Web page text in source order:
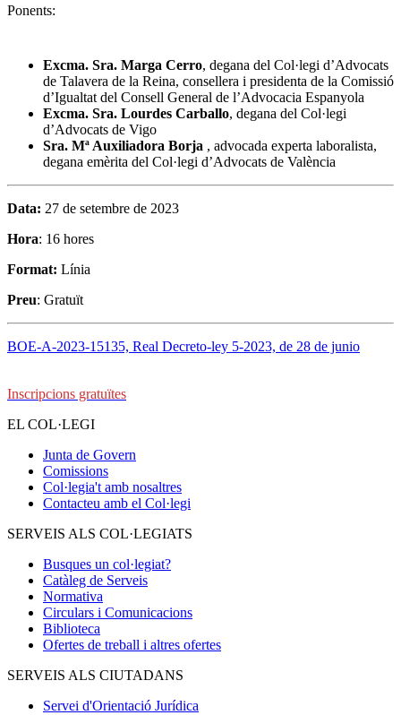
Ponents:
Excma. Sra. Marga Cerro, degana del Col·legi d’Advocats
de Talavera de la Reina, consellera i presidenta de la Comissió
d’Igualtat del Consell General de l’Advocacia Espanyola
Excma. Sra. Lourdes Carballo, degana del Col·legi
d’Advocats de Vigo
Sra. Mª Auxiliadora Borja , advocada experta laboralista,
degana emèrita del Col·legi d’Advocats de València
Data: 27 de setembre de 2023
Hora: 16 hores
Format: Línia
Preu: Gratuït
BOE-A-2023-15135, Real Decreto-ley 5-2023, de 28 de junio
Inscripcions gratuïtes
EL COL·LEGI
Junta de Govern
Comissions
Col·legia't amb nosaltres
Contacteu amb el Col·legi
SERVEIS ALS COL·LEGIATS
Busques un col·legiat?
Catàleg de Serveis
Normativa
Circulars i Comunicacions
Biblioteca
Ofertes de treball i altres ofertes
SERVEIS ALS CIUTADANS
Servei d'Orientació Jurídica